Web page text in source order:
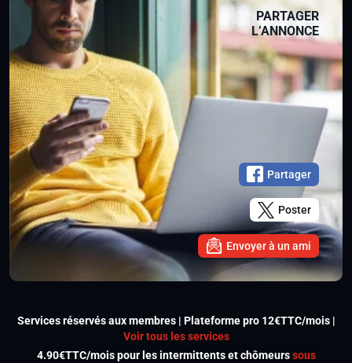
PARTAGER
L’ANNONCE
Partager
Poster
Envoyer à un ami
Services réservés aux membres | Plateforme pro 12€TTC/mois |
Voir tous les services
4.90€TTC/mois pour les intermittents et chômeurssous